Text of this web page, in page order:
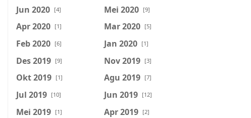
Jun 2020 [4] Mei 2020 [9]
Apr 2020 [1] Mar 2020 [5]
Feb 2020 [6] Jan 2020 [1]
Des 2019 [9] Nov 2019 [3]
Okt 2019 [1] Agu 2019 [7]
Jul 2019 [10] Jun 2019 [12]
Mei 2019 [1] Apr 2019 [2]